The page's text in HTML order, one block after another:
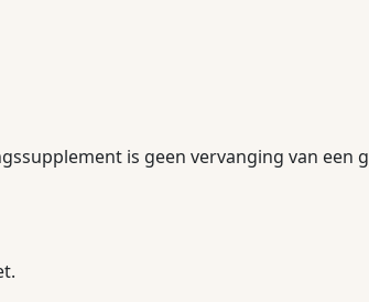
is geen vervanging van een